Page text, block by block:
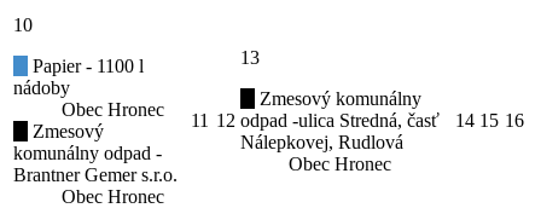
10
Papier - 1100 l
nádoby
Obec Hronec
Zmesový
komunálny odpad -
Brantner Gemer s.r.o.
Obec Hronec
11 12
13
Zmesový komunálny
odpad -ulica Stredná, časť
Nálepkovej, Rudlová
Obec Hronec
14 15 16